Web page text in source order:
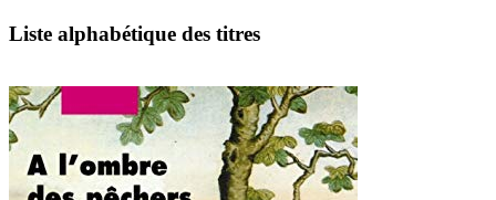
Liste alphabétique des titres